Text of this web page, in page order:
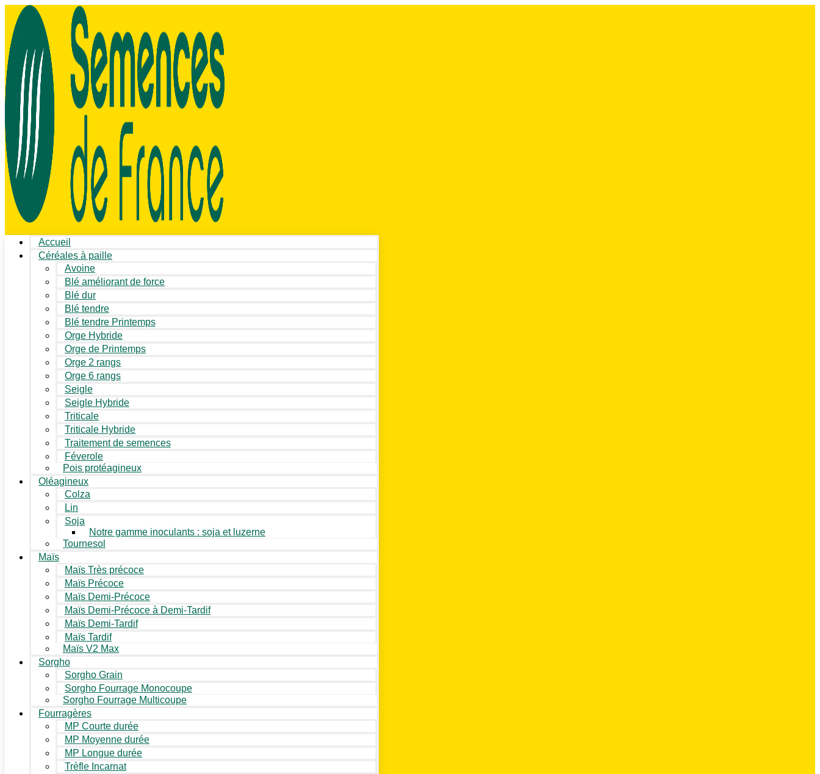
Accueil
Céréales à paille
Avoine
Blé améliorant de force
Blé dur
Blé tendre
Blé tendre Printemps
Orge Hybride
Orge de Printemps
Orge 2 rangs
Orge 6 rangs
Seigle
Seigle Hybride
Triticale
Triticale Hybride
Traitement de semences
Féverole
Pois protéagineux
Oléagineux
Colza
Lin
Soja
Notre gamme inoculants : soja et luzerne
Tournesol
Maïs
Maïs Très précoce
Maïs Précoce
Maïs Demi-Précoce
Maïs Demi-Précoce à Demi-Tardif
Maïs Demi-Tardif
Maïs Tardif
Maïs V2 Max
Sorgho
Sorgho Grain
Sorgho Fourrage Monocoupe
Sorgho Fourrage Multicoupe
Fourragères
MP Courte durée
MP Moyenne durée
MP Longue durée
Trèfle Incarnat